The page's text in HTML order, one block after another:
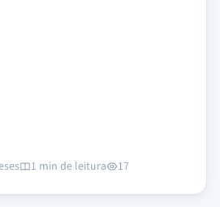
1 min de leitura 17